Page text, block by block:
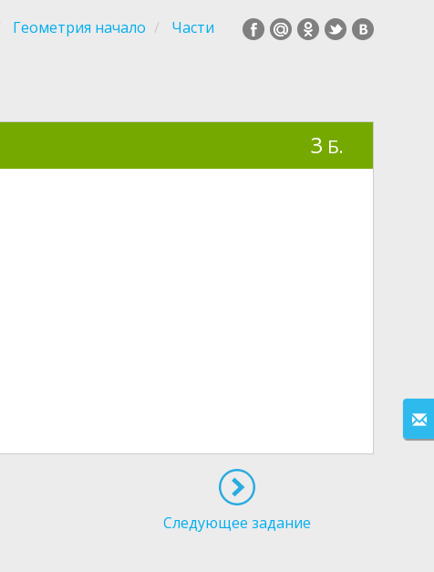
Геометрия начало
Части
3 Б.
Следующее задание